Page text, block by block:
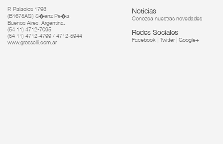
P. Palacios 1793
(B1675ASI) S�enz Pe�a.
Buenos Aires. Argentina.
(54 11) 4712-7095
(54 11) 4712-4799 / 4712-5944
www.grosselli.com.ar
Noticias
Conozca nuestras novedades
Redes Sociales
Facebook | Twitter| Google+